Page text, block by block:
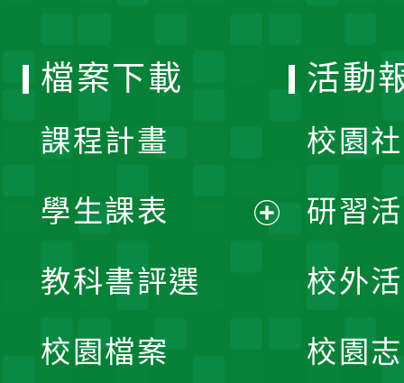
檔案下載
課程計畫
學生課表
教科書評選
校園檔案
活動
校園
研習
校外
校園